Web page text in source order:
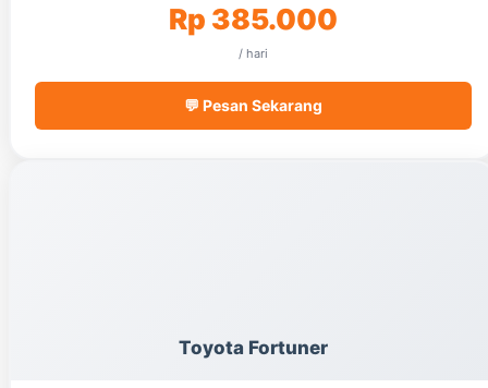
Rp 385.000
/ hari
💬 Pesan Sekarang
Toyota Fortuner